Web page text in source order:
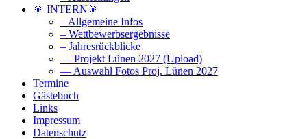
🎇 INTERN🎇
– Allgemeine Infos
– Wettbewerbsergebnisse
– Jahresrückblicke
— Projekt Lünen 2027 (Upload)
— Auswahl Fotos Proj. Lünen 2027
Termine
Gästebuch
Links
Impressum
Datenschutz